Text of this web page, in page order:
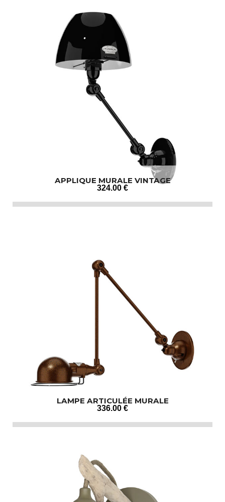
APPLIQUE MURALE VINTAGE
324.00 €
LAMPE ARTICULÉE MURALE
336.00 €